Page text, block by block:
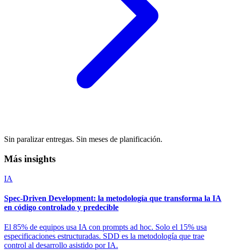
Sin paralizar entregas. Sin meses de planificación.
Más insights
IA
Spec-Driven Development: la metodología que transforma la IA
en código controlado y predecible
El 85% de equipos usa IA con prompts ad hoc. Solo el 15% usa
especificaciones estructuradas. SDD es la metodología que trae
control al desarrollo asistido por IA.